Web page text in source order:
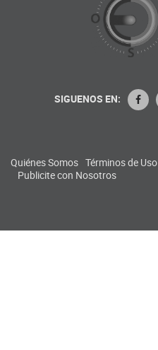
SIGUENOS EN:
Quiénes Somos Términos de Uso
Publicite con Nosotros